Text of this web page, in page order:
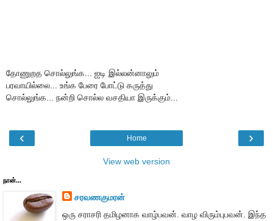
தோணுறத சொல்லுங்க... ஐடி இல்லன்னாலும்
பரவாயில்லை... உங்க பேரை போட்டு கருத்து
சொல்லுங்க... நன்றி சொல்ல வசதியா இருக்கும்...
‹ ›
Home
View web version
நான்...
சரவணகுமரன்
ஒரு சராசரி தமிழனாக வாழ்பவன். வாழ விரும்புபவன். இந்த